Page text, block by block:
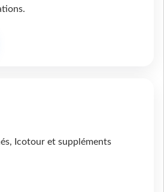
Icotour et suppléments